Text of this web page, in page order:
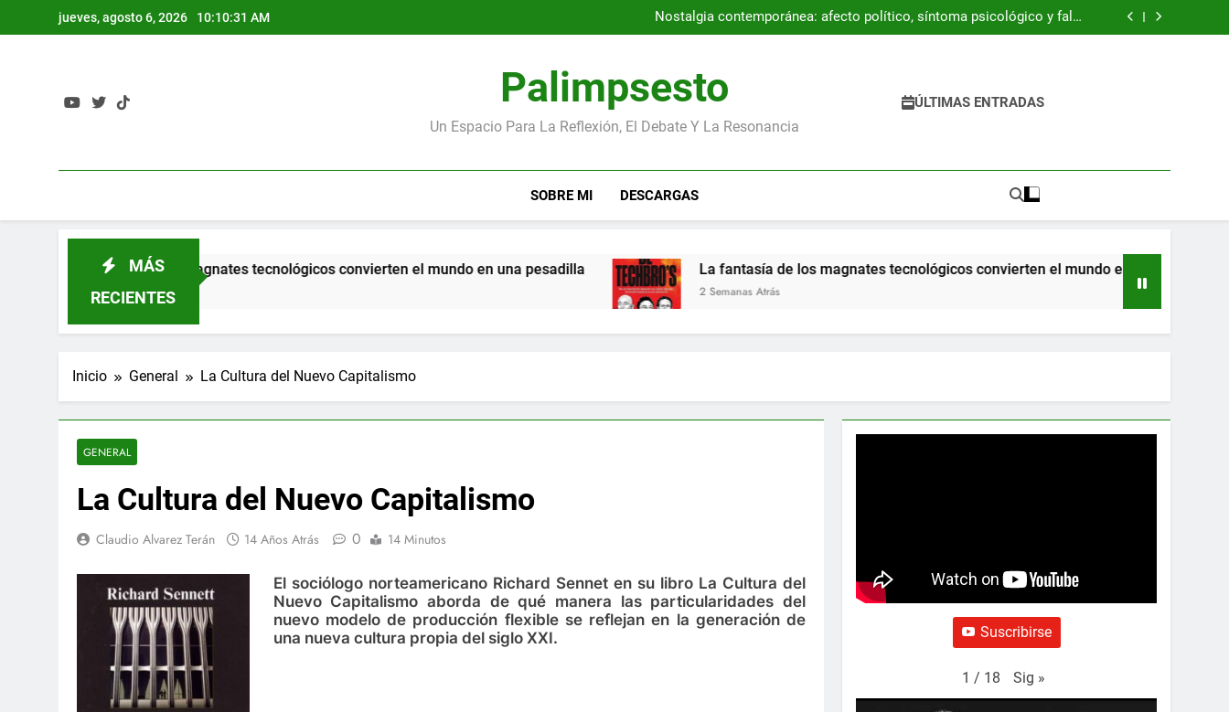
al
jueves, agosto 6, 2026 10:10:32 AM
Nostalgia contemporánea: afecto político, síntoma psicológico y falso
refugio
Entrevista con los autores del libro “Byung-Chul Han. Una introducción
Nostalgia contemporánea: afecto político, síntoma psicológico y falso
Entrevista con los autores del libro “Byung-Chul Han. Una introducción
Palimpsesto
Un Espacio Para La Reflexión, El Debate Y La Resonancia
ÚLTIMAS ENTRADAS
SOBRE MI DESCARGAS
MÁS
RECIENTES
La fantasía de los magnates tecnológicos convierten el mundo en una pesadilla
2 Semanas Atrás
La fantasía de los magnates tecnológicos convierten el mundo en una pesadilla
2 Semanas Atrás
Inicio General La Cultura del Nuevo Capitalismo
GENERAL
La Cultura del Nuevo Capitalismo
Claudio Alvarez Terán 14 Años Atrás 0 14 Minutos
El sociólogo norteamericano Richard Sennet en su libro La Cultura del
Nuevo Capitalismo aborda de qué manera las particularidades del
nuevo modelo de producción flexible se reflejan en la generación de
una nueva cultura propia del siglo XXI.
Suscribirse
1 / 18 Sig »